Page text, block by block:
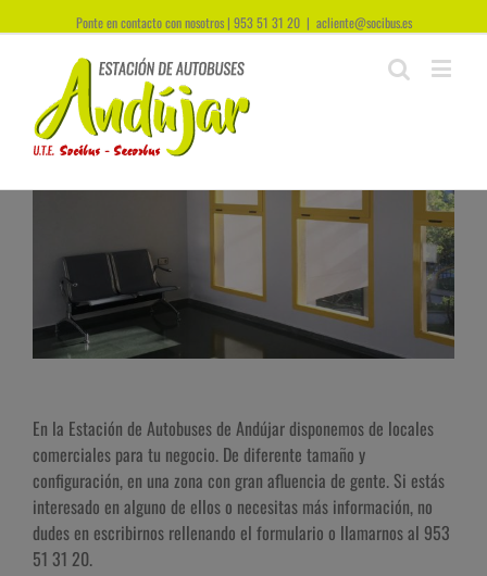
Ponte en contacto con nosotros | 953 51 31 20 | acliente@socibus.es
En la Estación de Autobuses de Andújar disponemos de locales
comerciales para tu negocio. De diferente tamaño y
configuración, en una zona con gran afluencia de gente. Si estás
interesado en alguno de ellos o necesitas más información, no
dudes en escribirnos rellenando el formulario o llamarnos al 953
51 31 20.